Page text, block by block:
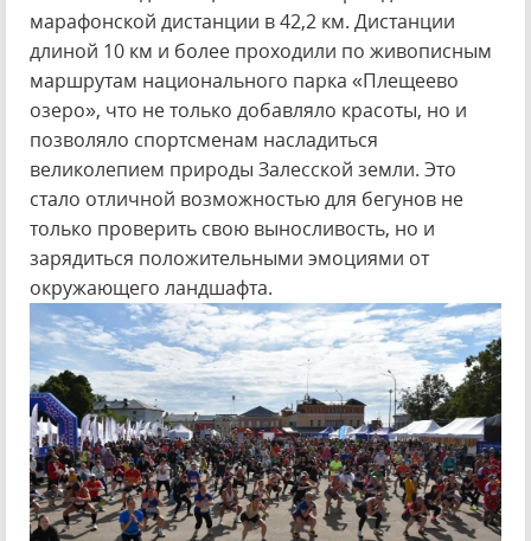
марафонской дистанции в 42,2 км. Дистанции
длиной 10 км и более проходили по живописным
маршрутам национального парка «Плещеево
озеро», что не только добавляло красоты, но и
позволяло спортсменам насладиться
великолепием природы Залесской земли. Это
стало отличной возможностью для бегунов не
только проверить свою выносливость, но и
зарядиться положительными эмоциями от
окружающего ландшафта.